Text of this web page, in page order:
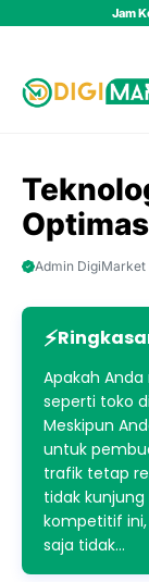
Jam
Admin DigiMarket
Apakah
seperti toko
Meskipun
untuk
trafik tetap
tidak
kompetitif
saja tidak…